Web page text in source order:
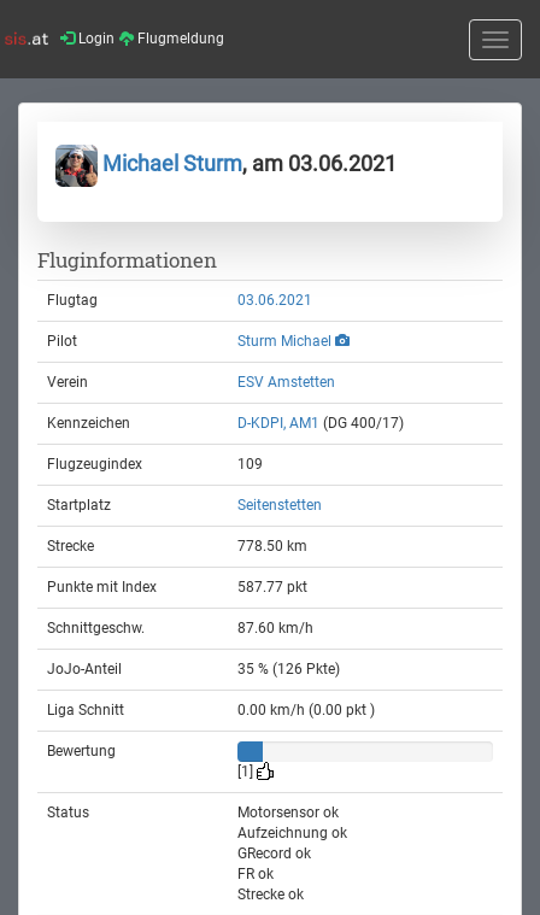
Login Flugmeldung
Toggle
Michael Sturm, am 03.06.2021
Fluginformationen
Flugtag 03.06.2021
Pilot Sturm Michael
Verein ESV Amstetten
Kennzeichen D-KDPI, AM1 (DG 400/17)
Flugzeugindex 109
Startplatz Seitenstetten
Strecke 778.50 km
Punkte mit Index 587.77 pkt
Schnittgeschw. 87.60 km/h
JoJo-Anteil 35 % (126 Pkte)
Liga Schnitt 0.00 km/h (0.00 pkt )
Bewertung
[1]
Status
Motorsensor ok
Aufzeichnung ok
GRecord ok
FR ok
Strecke ok